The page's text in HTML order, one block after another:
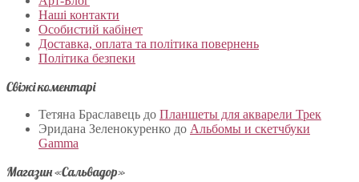
Наші контакти
Особистий кабінет
Доставка, оплата та політика повернень
Політика безпеки
Свіжі коментарі
Тетяна Браславець до Планшеты для акварели Трек
Эридана Зеленокуренко до Альбомы и скетчбуки
Gamma
Магазин «Сальвадор»